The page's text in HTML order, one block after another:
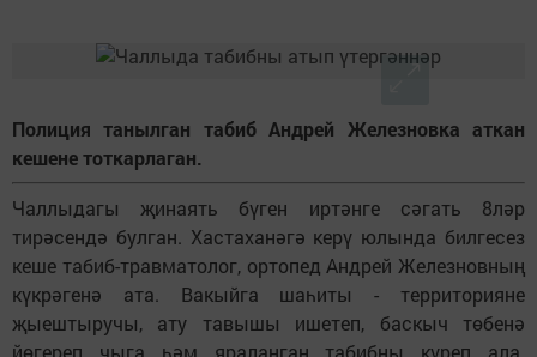
Полиция танылган табиб Андрей Железновка аткан
кешене тоткарлаган.
Чаллыдагы җинаять бүген иртәнге сәгать 8ләр
тирәсендә булган. Хастаханәгә керү юлында билгесез
кеше табиб-травматолог, ортопед Андрей Железновның
күкрәгенә ата. Вакыйга шаһиты - территорияне
җыештыручы, ату тавышы ишетеп, баскыч төбенә
йөгереп чыга һәм яраланган табибны күреп ала.